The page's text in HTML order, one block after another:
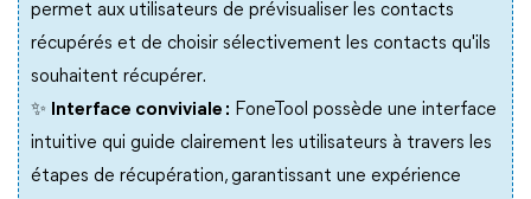
permet aux utilisateurs de prévisualiser les contacts
récupérés et de choisir sélectivement les contacts qu'ils
souhaitent récupérer.
✨
Interface conviviale : FoneTool possède une interface
intuitive qui guide clairement les utilisateurs à travers les
étapes de récupération, garantissant une expérience